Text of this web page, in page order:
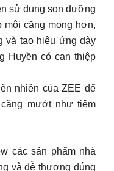
sử dụng son dưỡng
môi căng mọng hơn,
và tạo hiệu ứng dày
Huyền có can thiệp
nhiên của ZEE để
mướt như tiêm
các sản phẩm nhà
và dễ thương đúng